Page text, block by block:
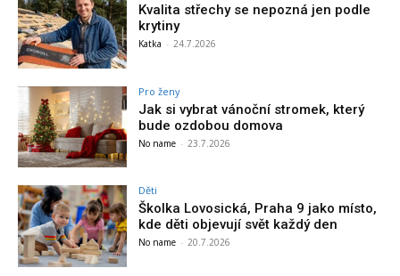
Kvalita střechy se nepozná jen podle
krytiny
Katka - 24.7.2026
Pro ženy
Jak si vybrat vánoční stromek, který
bude ozdobou domova
No name - 23.7.2026
Děti
Školka Lovosická, Praha 9 jako místo,
kde děti objevují svět každý den
No name - 20.7.2026